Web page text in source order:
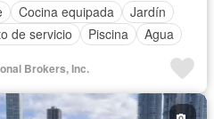
Cocina equipada
Jardín
de servicio Piscina
Agua
Brokers, Inc.